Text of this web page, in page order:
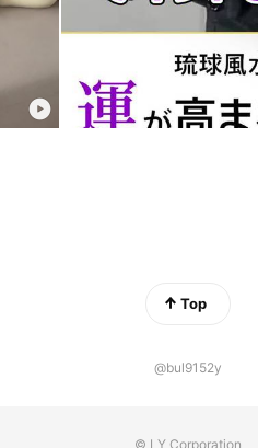
Top
@bul9152y
© LY Corporation